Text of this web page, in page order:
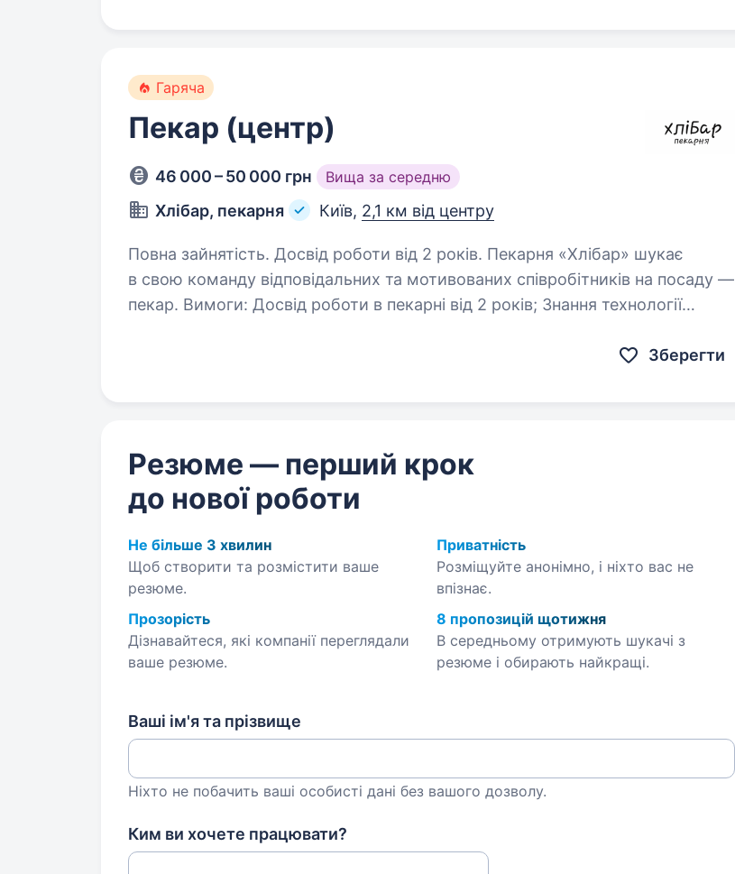
Гаряча
Пекар (центр)
46 000 – 50 000 грн Вища за середню
Хлібар, пекарня Київ, 2,1 км від центру
Повна зайнятість. Досвід роботи від 2 років. Пекарня «Хлібар» шукає
в свою команду відповідальних та мотивованих співробітників на посаду —
пекар. Вимоги: Досвід роботи в пекарні від 2 років; Знання технології
Зберегти
Резюме — перший крок
до нової роботи
Не більше 3 хвилин
Щоб створити та розмістити ваше
резюме.
Приватність
Розміщуйте анонімно, і ніхто вас не
впізнає.
Прозорість
Дізнавайтеся, які компанії переглядали
ваше резюме.
8 пропозицій щотижня
В середньому отримують шукачі з
резюме і обирають найкращі.
Ваші ім'я та прізвище
Ніхто не побачить ваші особисті дані без вашого дозволу.
Ким ви хочете працювати?